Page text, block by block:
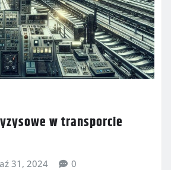
w transporcie
31, 2024 0